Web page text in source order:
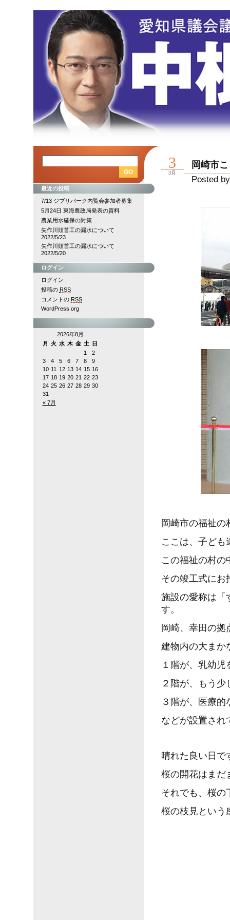
岡崎市
Posted
岡崎市の福祉の
ここは、子ども
この福祉の村の
その竣工式にお
施設の愛称は「
す。
岡崎、幸田の拠
建物内の大まか
１階が、乳幼
２階が、もう
３階が、医療
などが設置され
晴れた良い日で
桜の開花はまだ
それでも、桜の
桜の枝見という
3
3月
最近の投稿
7/13 ジブリパーク内覧会参加者募集
5月24日 東海農政局発表の資料
農業用水確保の対策
矢作川頭首工の漏水について
2022/5/23
矢作川頭首工の漏水について
2022/5/20
ログイン
ログイン
投稿の RSS
コメントの RSS
WordPress.org
2026年8月
月
火 水 木 金 土 日
« 7月
1
2
3
4 5 6 7 8
9
10 11 12 13 14 15 16
17 18 19 20 21 22 23
24 25 26 27 28 29 30
31